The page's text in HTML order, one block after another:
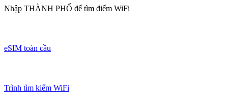
Nhập THÀNH PHỐ để tìm điểm WiFi
eSIM toàn cầu
Trình tìm kiếm WiFi